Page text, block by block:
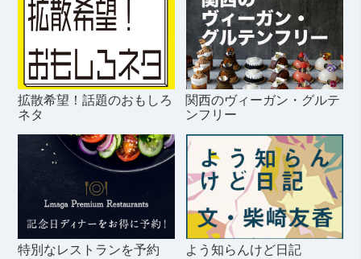
拡散希望！話題のおもしろ
ネタ
関西のヴィーガン・グルテ
ンフリー
特別なレストランを予約 よう知らんけど日記